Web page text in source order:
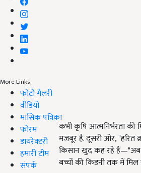
More Links
फोटो गैलरी
वीडियो
मासिक पत्रिका
फोरम
डायरेक्टरी
हमारी टीम
संपर्क
कभी कृषि आत्मनिर्भरता
मजबूर है. दूसरी ओर, "हरित
किसान खुद कह रहे हैं—"अब
बच्चों की किडनी तक में मिल